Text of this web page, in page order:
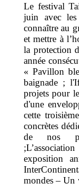
Le festival
juin avec
connaître au
et mettre à
la protection
année
« Pavillon
baignade ;
projets pour
d'une
cette
concrètes
de nos
;
exposition
mondes – Un